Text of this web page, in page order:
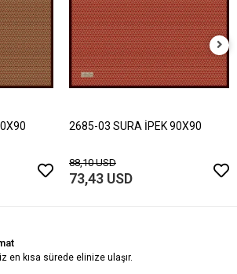
2685-03 SURA İPEK 90X90
88,10 USD
73,43 USD
en kısa sürede elinize ulaşır.